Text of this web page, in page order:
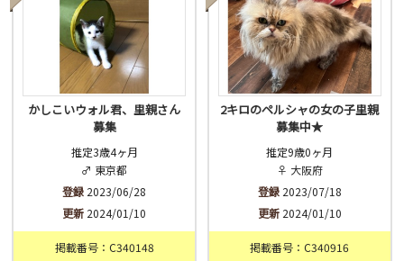
かしこいウォル君、里親さん
募集
推定3歳4ヶ月
♂ 東京都
登録 2023/06/28
更新 2024/01/10
掲載番号：C340148
2キロのペルシャの女の子里親
募集中★
推定9歳0ヶ月
♀ 大阪府
登録2023/07/18
更新2024/01/10
掲載番号：C340916